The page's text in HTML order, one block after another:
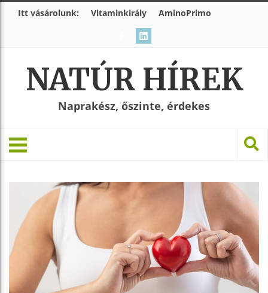
Itt vásárolunk: Vitaminkirály AminoPrimo
NATÚR HÍREK
Naprakész, őszinte, érdekes